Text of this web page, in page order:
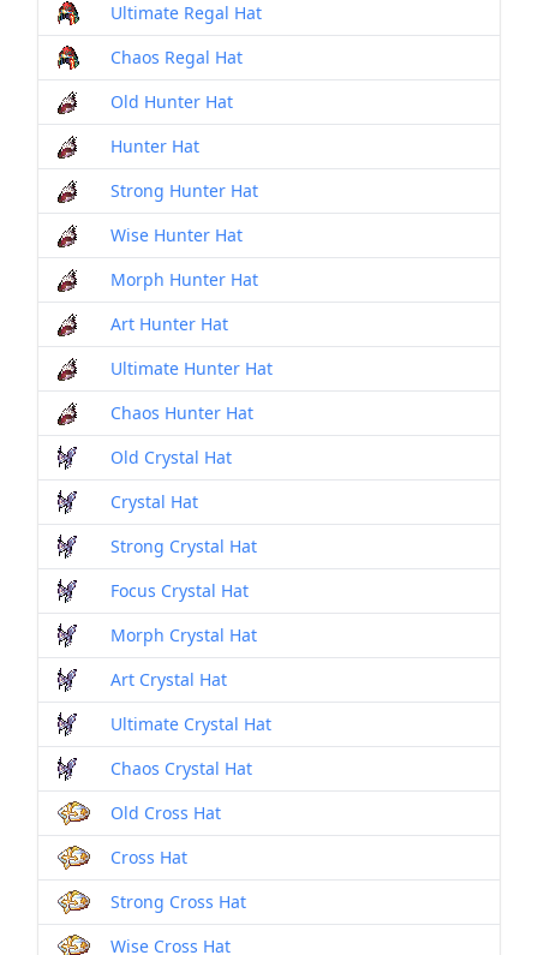
Ultimate Regal Hat
Chaos Regal Hat
Old Hunter Hat
Hunter Hat
Strong Hunter Hat
Wise Hunter Hat
Morph Hunter Hat
Art Hunter Hat
Ultimate Hunter Hat
Chaos Hunter Hat
Old Crystal Hat
Crystal Hat
Strong Crystal Hat
Focus Crystal Hat
Morph Crystal Hat
Art Crystal Hat
Ultimate Crystal Hat
Chaos Crystal Hat
Old Cross Hat
Cross Hat
Strong Cross Hat
Wise Cross Hat